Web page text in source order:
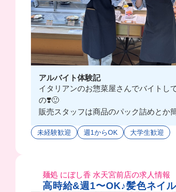
アルバイト体験記
イタリアンのお惣菜屋さんでバイト
の❣️🙂
販売スタッフは商品のパック詰めとか
今は学生バイトがいない分、店長とか
未経験歓迎 週1からOK 大学生歓迎
麺処 にぼし香 水天宮前店の求人情報
高時給&週1〜OK♪髪色ネイ